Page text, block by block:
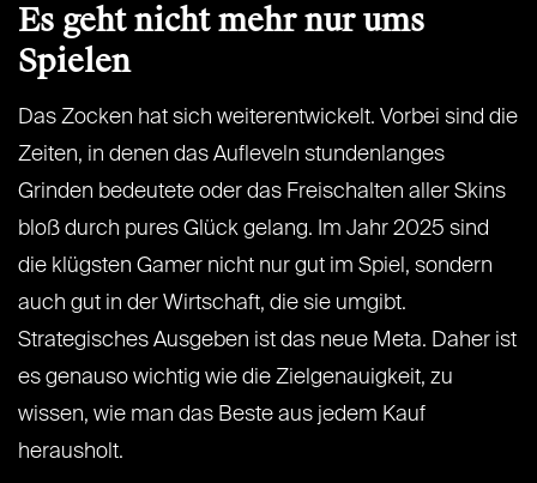
Es geht nicht mehr nur ums
Spielen
Das Zocken hat sich weiterentwickelt. Vorbei sind die
Zeiten, in denen das Aufleveln stundenlanges
Grinden bedeutete oder das Freischalten aller Skins
bloß durch pures Glück gelang. Im Jahr 2025 sind
die klügsten Gamer nicht nur gut im Spiel, sondern
auch gut in der Wirtschaft, die sie umgibt.
Strategisches Ausgeben ist das neue Meta. Daher ist
es genauso wichtig wie die Zielgenauigkeit, zu
wissen, wie man das Beste aus jedem Kauf
herausholt.